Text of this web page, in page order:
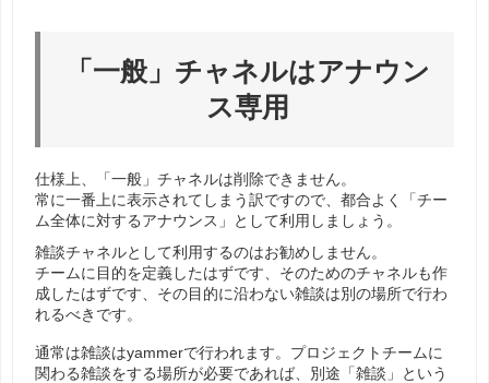
「一般」チャネルはアナウン
ス専用
仕様上、「一般」チャネルは削除できません。
常に一番上に表示されてしまう訳ですので、都合よく「チー
ム全体に対するアナウンス」として利用しましょう。
雑談チャネルとして利用するのはお勧めしません。
チームに目的を定義したはずです、そのためのチャネルも作
成したはずです、その目的に沿わない雑談は別の場所で行わ
れるべきです。
通常は雑談はyammerで行われます。プロジェクトチームに
関わる雑談をする場所が必要であれば、別途「雑談」という